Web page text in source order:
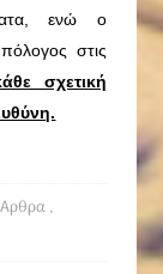
ενώ ο
στις
σχετική
Αρθρα,